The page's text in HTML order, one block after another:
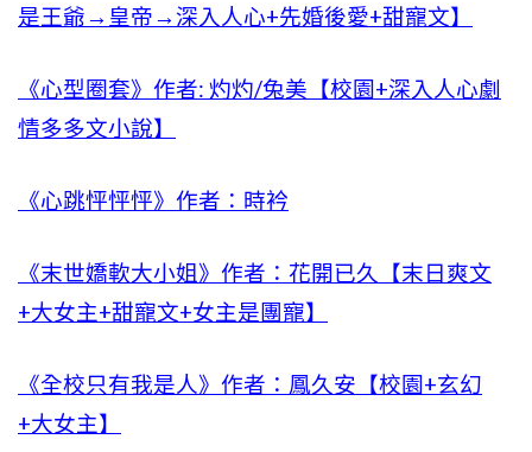
是王爺→皇帝→深入人心+先婚後愛+甜寵文】
《心型圈套》作者: 灼灼/兔美【校園+深入人心劇
情多多文小說】
《心跳怦怦怦》作者：時衿
《末世嬌軟大小姐》作者：花開已久【末日爽文
+大女主+甜寵文+女主是團寵】
《全校只有我是人》作者：鳳久安【校園+玄幻
+大女主】